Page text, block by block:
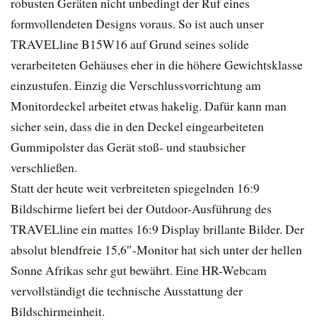
formvollendeten Designs voraus. So ist auch unser
TRAVELline B15W16 auf Grund seines solide
verarbeiteten Gehäuses eher in die höhere Gewichtsklasse
einzustufen. Einzig die Verschlussvorrichtung am
Monitordeckel arbeitet etwas hakelig. Dafür kann man
sicher sein, dass die in den Deckel eingearbeiteten
Gummipolster das Gerät stoß- und staubsicher
verschließen.
Statt der heute weit verbreiteten spiegelnden 16:9
Bildschirme liefert bei der Outdoor-Ausführung des
TRAVELline ein mattes 16:9 Display brillante Bilder. Der
absolut blendfreie 15,6″-Monitor hat sich unter der hellen
Sonne Afrikas sehr gut bewährt. Eine HR-Webcam
vervollständigt die technische Ausstattung der
Bildschirmeinheit.